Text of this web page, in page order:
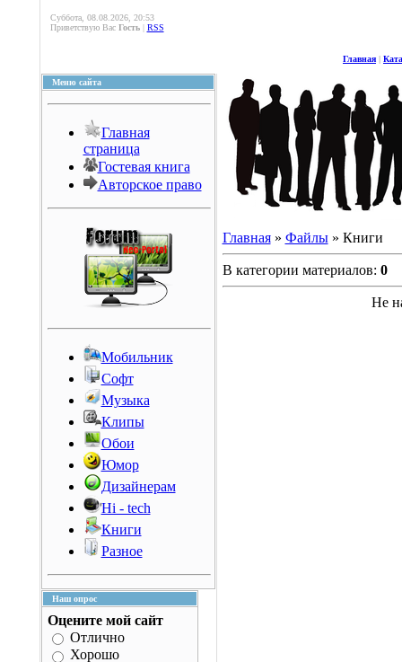
Суббота, 08.08.2026, 20:53
Приветствую Вас Гость| RSS
Главная |
Меню сайта
Главная
страница
Гостевая книга
Авторское право
Мобильник
Софт
Музыка
Клипы
Обои
Юмор
Дизайнерам
Hi - tech
Книги
Разное
Наш опрос
Оцените мой сайт
Отлично
Хорошо
Главная» Файлы» Книги
В категории материалов: 0
Не